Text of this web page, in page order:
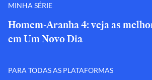
MINHA SÉRIE
Homem-Aranha 4: veja as
em Um Novo Dia
PARA TODAS AS PLATAFORMAS